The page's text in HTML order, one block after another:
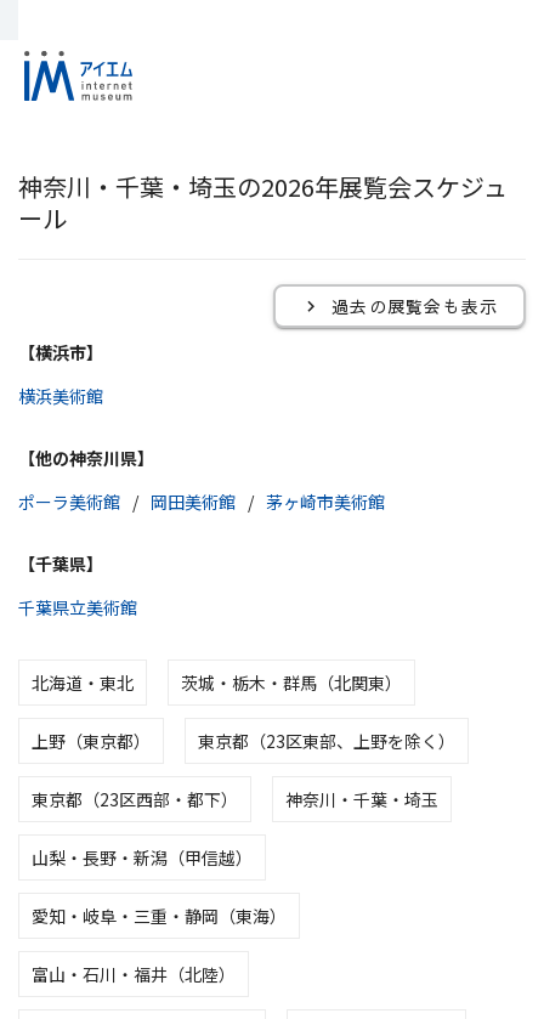
神奈川・千葉・埼玉の2026年展覧会スケジュ
ール
過去の展覧会も表示
【横浜市】
横浜美術館
【他の神奈川県】
ポーラ美術館
岡田美術館 茅ヶ崎市美術館
【千葉県】
千葉県立美術館
北海道・東北 茨城・栃木・群馬（北関東）
上野（東京都） 東京都（23区東部、上野を除く）
東京都（23区西部・都下） 神奈川・千葉・埼玉
山梨・長野・新潟（甲信越）
愛知・岐阜・三重・静岡（東海）
富山・石川・福井（北陸）